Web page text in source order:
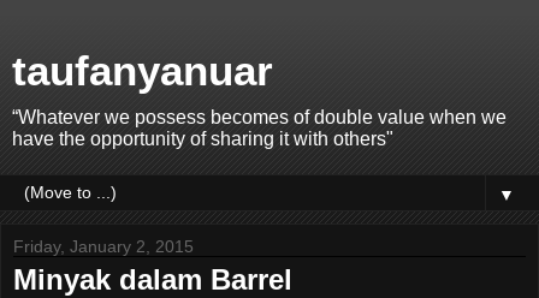
taufanyanuar
“Whatever we possess becomes of double value when we
have the opportunity of sharing it with others"
▼
Friday, January 2, 2015
Minyak dalam Barrel